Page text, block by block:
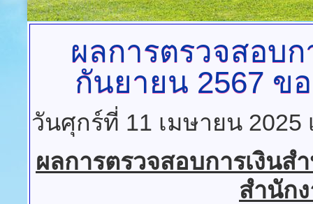
ผลการตรวจสอบ
กันยายน 2567 ข
วันศุกร์ที่ 11 เมษายน 2025
ผลการตรวจสอบการเงิน
สำนัก